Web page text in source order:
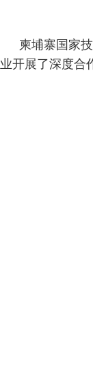
柬埔寨国家
业开展了深度合